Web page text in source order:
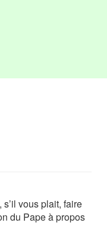
vous plait, faire
du Pape à propos